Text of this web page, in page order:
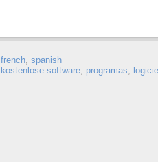
french, spanish
kostenlose software, programas,